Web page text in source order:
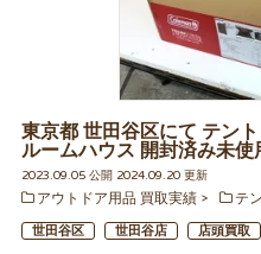
東京都 世田谷区にて テン
ルームハウス 開封済み未使
2023.09.05 公開 2024.09.20 更新
アウトドア用品 買取実績
テ
世田谷区 世田谷店 店頭買取